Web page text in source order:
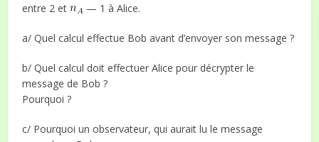
entre 2 et
— 1 à Alice.
a/ Quel calcul effectue Bob avant d’envoyer son message ?
b/ Quel calcul doit effectuer Alice pour décrypter le
message de Bob ?
Pourquoi ?
c/ Pourquoi un observateur, qui aurait lu le message